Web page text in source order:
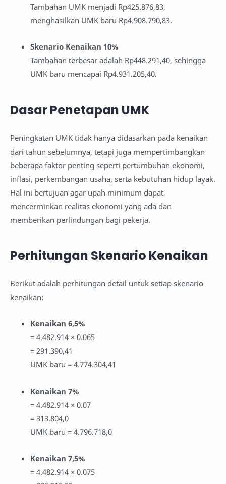
Tambahan UMK menjadi Rp425.876,83,
menghasilkan UMK baru Rp4.908.790,83.
Skenario Kenaikan 10%
Tambahan terbesar adalah Rp448.291,40, sehingga
UMK baru mencapai Rp4.931.205,40.
Dasar Penetapan UMK
Peningkatan UMK tidak hanya didasarkan pada kenaikan
dari tahun sebelumnya, tetapi juga mempertimbangkan
beberapa faktor penting seperti pertumbuhan ekonomi,
inflasi, perkembangan usaha, serta kebutuhan hidup layak.
Hal ini bertujuan agar upah minimum dapat
mencerminkan realitas ekonomi yang ada dan
memberikan perlindungan bagi pekerja.
Perhitungan Skenario Kenaikan
Berikut adalah perhitungan detail untuk setiap skenario
kenaikan:
Kenaikan 6,5%
= 4.482.914 × 0.065
= 291.390,41
UMK baru = 4.774.304,41
Kenaikan 7%
= 4.482.914 × 0.07
= 313.804,0
UMK baru = 4.796.718,0
Kenaikan 7,5%
= 4.482.914 × 0.075